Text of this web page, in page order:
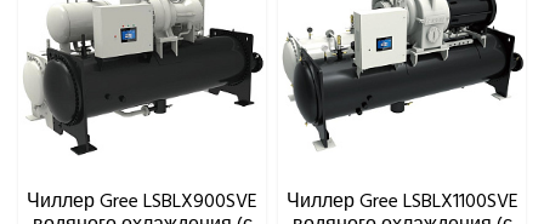
Чиллер Gree LSBLX900SVE Чиллер Gree LSBLX1100SVE